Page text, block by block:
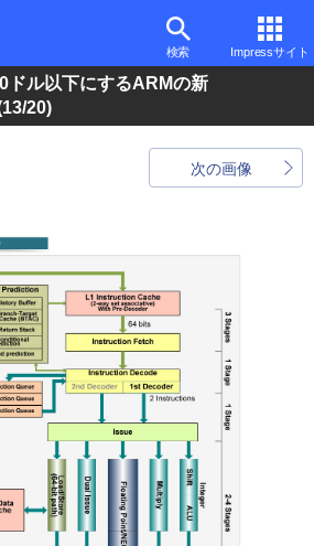
検索 Impressサイト
ドル以下にするARMの新
20)
次の画像